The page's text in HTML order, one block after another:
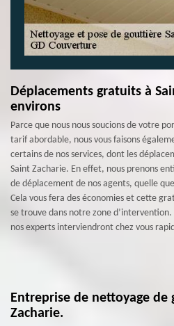
Déplacements gratuits à
environs
Parce que nous nous soucions de votre
tarif abordable, nous vous faisons
certains de nos services, dont les
Saint Zacharie. En effet, nous prenons
de déplacement de nos agents, quelle
Cela vous fera des économies et cette
se trouve dans notre zone d’intervention.
nos experts interviendront chez vous
Entreprise de nettoyage de
Zacharie.